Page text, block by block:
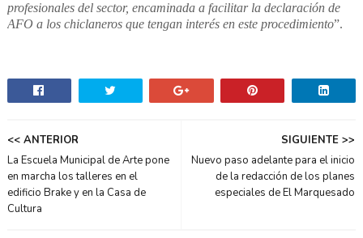
profesionales del sector, encaminada a facilitar la declaración de
AFO a los chiclaneros que tengan interés en este procedimiento”.
SIGUIENTE >>
Nuevo paso adelante para el inicio
de la redacción de los planes
especiales de El Marquesado
<< ANTERIOR
La Escuela Municipal de Arte pone
en marcha los talleres en el
edificio Brake y en la Casa de
Cultura